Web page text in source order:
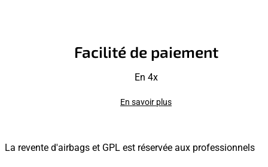
Facilité de paiement
En 4x
En savoir plus
La revente d'airbags et GPL est réservée aux professionnels